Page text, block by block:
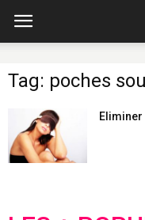
Tag: poches
Eliminer